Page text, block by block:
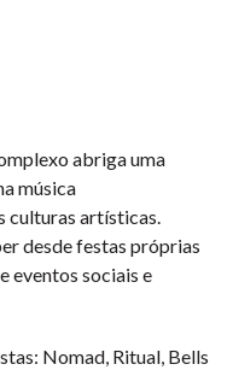
abriga uma
música
culturas artísticas.
desde festas próprias
eventos sociais e
Nomad, Ritual, Bells